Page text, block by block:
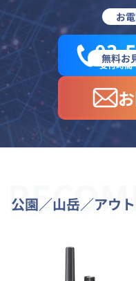
お
03-
受付時間
無料お
公園／山岳／アウ